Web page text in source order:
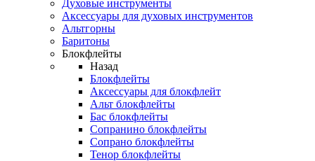
Духовые инструменты
Аксессуары для духовых инструментов
Альтгорны
Баритоны
Блокфлейты
Назад
Блокфлейты
Аксессуары для блокфлейт
Альт блокфлейты
Бас блокфлейты
Сопранино блокфлейты
Сопрано блокфлейты
Тенор блокфлейты